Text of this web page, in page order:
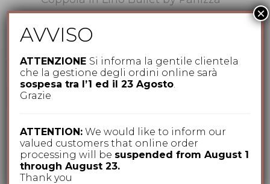
69,00€
CERCA TRA I NOSTRI PRODOTTI
Cerca:
IL MIO CARRELLO
AVVISO
ATTENZIONE Si informa la gentile clientela
che la gestione degli ordini online sarà
sospesa tra l’1 ed il 23 Agosto.
Grazie
ATTENTION: We would like to inform our
valued customers that online order
processing will be suspended from August 1
through August 23.
Thank you
×